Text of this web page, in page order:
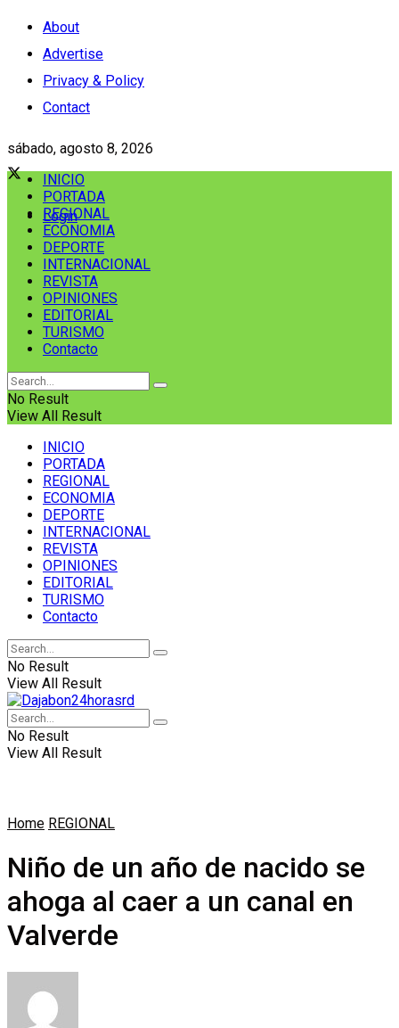
About
Advertise
Privacy & Policy
Contact
sábado, agosto 8, 2026
Login
INICIO
PORTADA
REGIONAL
ECONOMIA
DEPORTE
INTERNACIONAL
REVISTA
OPINIONES
EDITORIAL
TURISMO
Contacto
No Result
View All Result
INICIO
PORTADA
REGIONAL
ECONOMIA
DEPORTE
INTERNACIONAL
REVISTA
OPINIONES
EDITORIAL
TURISMO
Contacto
No Result
View All Result
No Result
View All Result
Home REGIONAL
Niño de un año de nacido se
ahoga al caer a un canal en
Valverde